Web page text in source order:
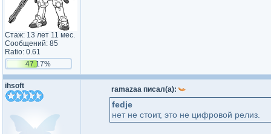
Стаж: 13 лет 11 мес.
Сообщений: 85
Ratio: 0.61
47.17%
ihsoft ramazaa писал(а):
fedje
нет не стоит, это не цифровой релиз.